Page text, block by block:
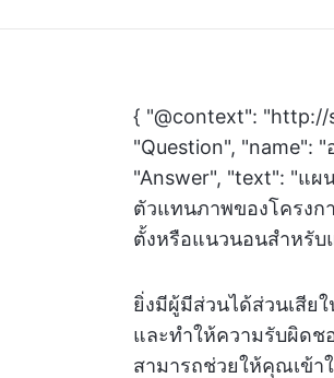
{ "@context": "http://
"Question", "name":
"Answer", "text": "แผ
ตัวแทนภาพของโครงก
ตั้งหรือแนวนอนสำหรั
ยิ่งมีผู้มีส่วนได้ส่วนเสีย
และทำให้ความรับผิด
สามารถช่วยให้คุณเข้า